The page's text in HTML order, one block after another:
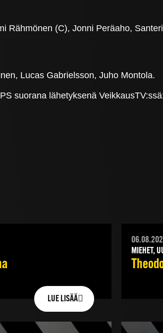
Rähmönen (C), Jonni Peräaho,
Lucas Gabrielsson, Juho Montola.
suorana lähetyksenä
LUE LISÄÄ
MIEHET,